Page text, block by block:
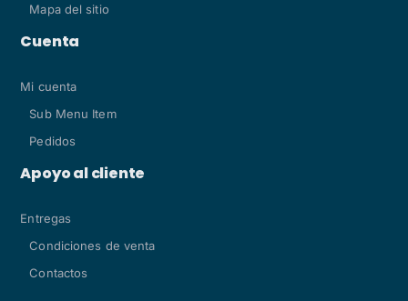
Mapa del sitio
Cuenta
Mi cuenta
Sub Menu Item
Pedidos
Apoyo al cliente
Entregas
Condiciones de venta
Contactos